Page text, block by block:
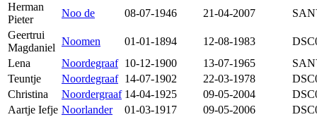
Herman
Pieter
Noo de 08-07-1946 21-04-2007
Geertrui
Magdaniel
Noomen 01-01-1894 12-08-1983
Lena
Noordegraaf 10-12-1900 13-07-1965
Teuntje
Noordegraaf 14-07-1902 22-03-1978
Christina
Noordergraaf 14-04-1925 09-05-2004
Aartje Iefje Noorlander 01-03-1917 09-05-2006